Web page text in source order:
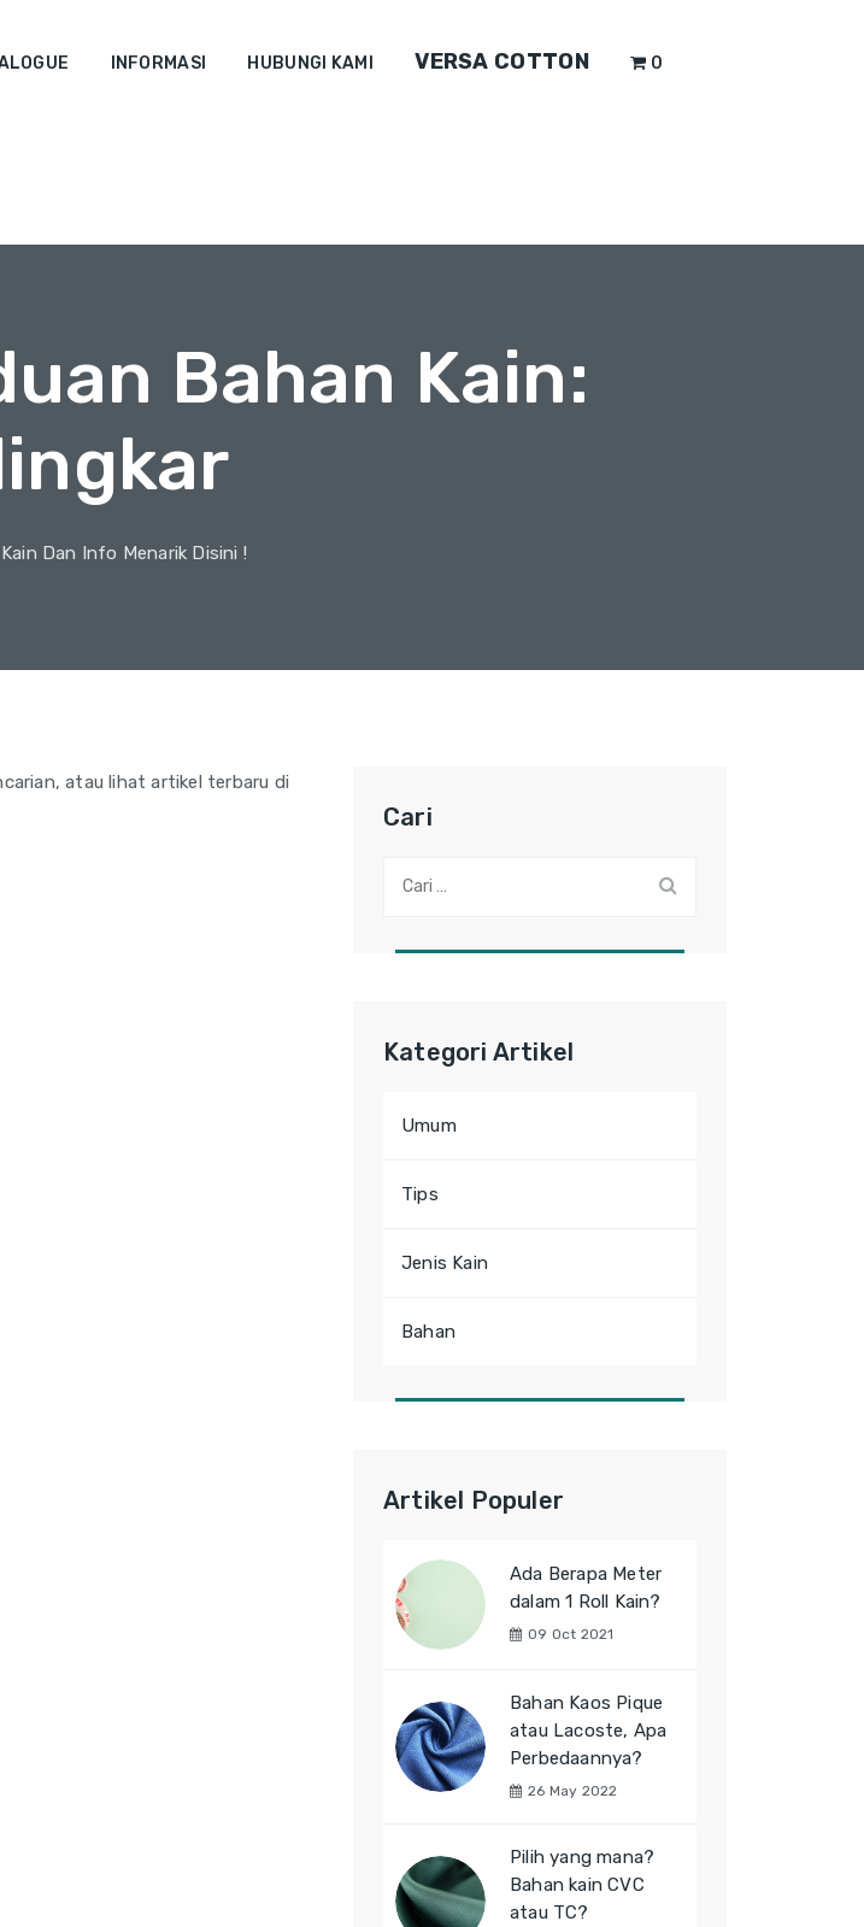
INFORMASI HUBUNGI KAMI VERSA COTTON 0
Bahan Kain:
Dan Info Menarik Disini !
atau lihat artikel terbaru di
Cari
Kategori Artikel
Umum
Tips
Jenis Kain
Bahan
Artikel Populer
Ada Berapa Meter
dalam 1 Roll Kain?
09 Oct 2021
Bahan Kaos Pique
atau Lacoste, Apa
Perbedaannya?
26 May 2022
Pilih yang mana?
Bahan kain CVC
atau TC?